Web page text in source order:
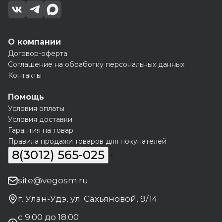
О компании
Договор-оферта
Соглашение на обработку персональных данных
Контакты
Помощь
Условия оплаты
Условия доставки
Гарантия на товар
Правила продажи товаров для покупателей
8(3012) 565-025
site@vegosm.ru
г. Улан-Удэ, ул. Сахьяновой, 9/14
с 9:00 до 18:00